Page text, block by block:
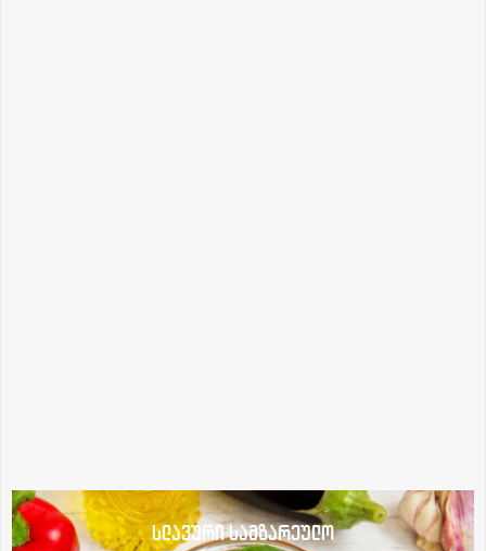
სლავური სამზარეულო